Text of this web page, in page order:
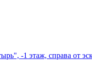
-1 этаж, справа от